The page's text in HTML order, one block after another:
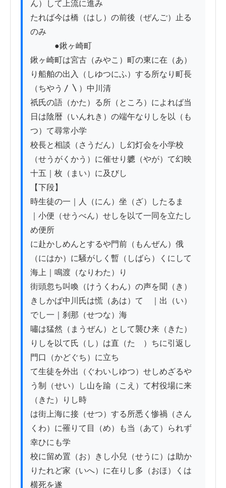
ん）して上流に進み
たれば今は橋（はし）の前後（ぜんご）止る
のみ
●鍬ヶ崎町
鍬ヶ崎町は宮古（みやこ）町の東に在（あ）
り船舶の出入（しゆつにふ）する所なり町長
（ちやう〳〵）中川清
祇氏の語（かた）る所（ところ）によれば当
日は陰暦（いんれき）の端午なりしを以（も
つ）て尋常小学
校長と相談（さうだん）し幻灯会を小学校
（せうがくかう）に催せり軈（やが）て幻映
十五｜枚（まい）に及びし
【下段】
時生徒の一｜人（にん）坐（ざ）したるまゝ
｜小便（せうべん）せしを以て一同を立たし
め便所
に赴かしめんとするや門前（もんぜん）俄
（にはか）に騒がしく暫（しばら）くにして
海上｜鳴渡（なりわた）り
街頭忽ち叫喚（けうくわん）の声を聞（き）
きしかば中川氏は慌（あは）てゝ｜出（い）
でし一｜刹那（せつな）海
嘯は猛然（まうぜん）として襲ひ来（きた）
りしを以て氏（し）は直（たゞ）ちに引返し
門口（かどぐち）に立ち
て生徒を外出（ぐわいしゆつ）せしめざるや
う制（せい）し山を踰（こえ）て村役場に来
（きた）りし時
は街上海に接（せつ）する所悉く惨禍（さん
くわ）に罹りて目（め）も当（あて）られず
幸ひにも学
校に留め置（お）きし小兒（せうに）は助か
りたれど家（いへ）に在りし多（おほ）くは
横死を遂